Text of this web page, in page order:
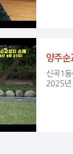
양주순
신곡1